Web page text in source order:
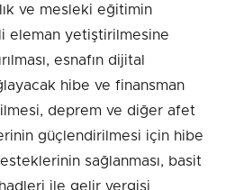
ve mesleki eğitimin
eleman yetiştirilmesine
esnafın dijital
hibe ve finansman
deprem ve diğer afet
güçlendirilmesi için hibe
sağlanması, basit
ile gelir vergisi